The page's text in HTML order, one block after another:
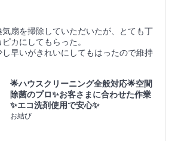
扇を掃除していただいたが、とても丁
カにしてもらった。
早いがきれいにしてもはったので維持
🌟ハウスクリーニング全般対応🌟空間
除菌のプロ✨お客さまに合わせた作業
✨エコ洗剤使用で安心✨
お結び